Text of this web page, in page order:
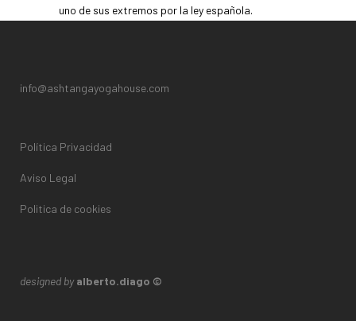
uno de sus extremos por la ley española.
info@ashtangayogahouse.com
Política Privacidad
Aviso Legal
Politica de cookies
designed by alberto.diago ©